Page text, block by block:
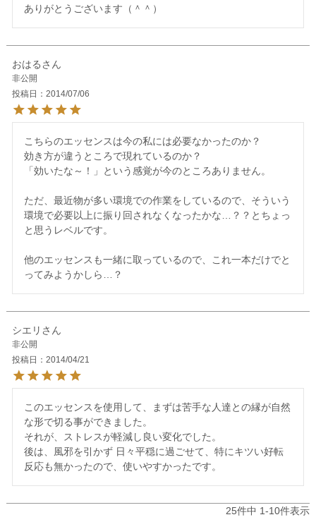
おはる
非公開
投稿日
2014/07/06
こちらのエッセンスは今の私には必要なかったのか？
効き方が違うところで現れているのか？
「効いたな～！」という感覚が今のところありません。
ただ、最近物が多い環境での作業をしているので、そういう
環境で必要以上に振り回されなくなったかな…？？とちょっ
と思うレベルです。
他のエッセンスも一緒に取っているので、これ一本だけでと
シエリ
非公開
投稿日
2014/04/21
このエッセンスを使用して、まずは苦手な人達との縁が自然
な形で切る事ができました。
それが、ストレスが軽減し良い変化でした。
後は、風邪を引かず 日々平穏に過ごせて、特にキツい好転
25件中 1-10件表示